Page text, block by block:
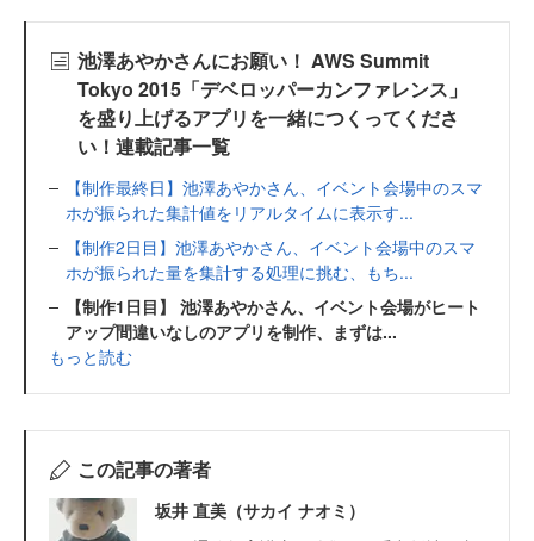
池澤あやかさんにお願い！ AWS Summit
Tokyo 2015「デベロッパーカンファレンス」
を盛り上げるアプリを一緒につくってくださ
い！連載記事一覧
【制作最終日】池澤あやかさん、イベント会場中のスマ
ホが振られた集計値をリアルタイムに表示す...
【制作2日目】池澤あやかさん、イベント会場中のスマ
ホが振られた量を集計する処理に挑む、もち...
【制作1日目】 池澤あやかさん、イベント会場がヒート
アップ間違いなしのアプリを制作、まずは...
もっと読む
この記事の著者
坂井 直美（サカイ ナオミ）